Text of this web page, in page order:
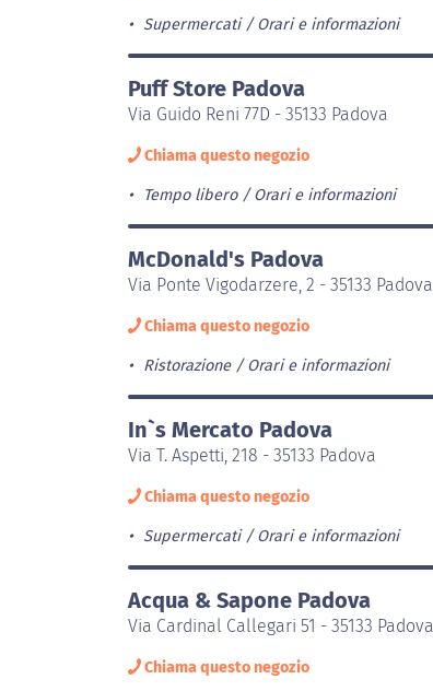
Supermercati Orari e informazioni
Puff Store Padova
Via Guido Reni 77D - 35133 Padova
Chiama questo negozio
Tempo libero Orari e informazioni
McDonald's Padova
Via Ponte Vigodarzere, 2 - 35133 Padova
Chiama questo negozio
Ristorazione Orari e informazioni
In`s Mercato Padova
Via T. Aspetti, 218 - 35133 Padova
Chiama questo negozio
Supermercati Orari e informazioni
Acqua & Sapone Padova
Via Cardinal Callegari 51 - 35133 Padova
Chiama questo negozio